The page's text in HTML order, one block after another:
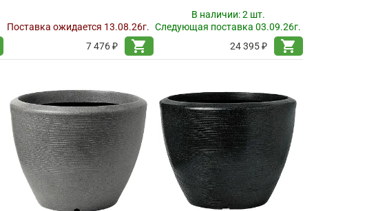
Поставка ожидается 13.08.26г.
7 476 ₽
shopping_cart
В наличии:2 шт.
Следующая поставка 03.09.26г.
24 395 ₽
shopping_cart